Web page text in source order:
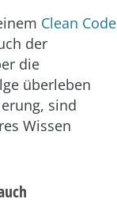
Clean Code
der
die
überleben
sind
Wissen